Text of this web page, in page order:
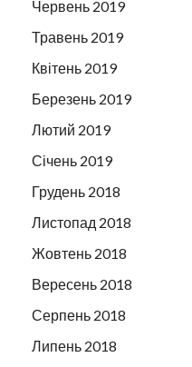
Червень 2019
Травень 2019
Квітень 2019
Березень 2019
Лютий 2019
Січень 2019
Грудень 2018
Листопад 2018
Жовтень 2018
Вересень 2018
Серпень 2018
Липень 2018